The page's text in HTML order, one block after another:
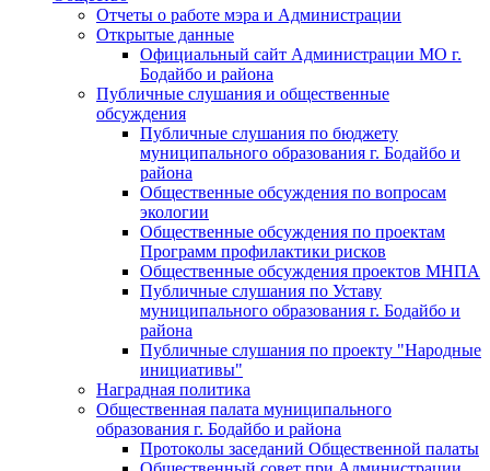
Отчеты о работе мэра и Администрации
Открытые данные
Официальный сайт Администрации МО г.
Бодайбо и района
Публичные слушания и общественные
обсуждения
Публичные слушания по бюджету
муниципального образования г. Бодайбо и
района
Общественные обсуждения по вопросам
экологии
Общественные обсуждения по проектам
Программ профилактики рисков
Общественные обсуждения проектов МНПА
Публичные слушания по Уставу
муниципального образования г. Бодайбо и
района
Публичные слушания по проекту "Народные
инициативы"
Наградная политика
Общественная палата муниципального
образования г. Бодайбо и района
Протоколы заседаний Общественной палаты